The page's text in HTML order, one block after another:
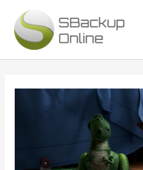
para
conteúdo
Post